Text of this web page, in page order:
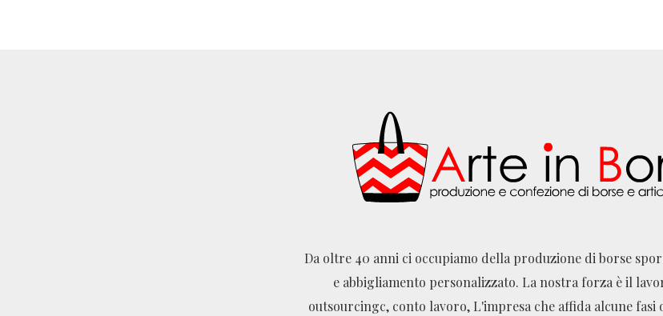
Da oltre 40 anni ci occupiamo della produzione di borse
e abbigliamento personalizzato. La nostra forza è il
outsourcingc, conto lavoro, L'impresa che affida alcune fasi